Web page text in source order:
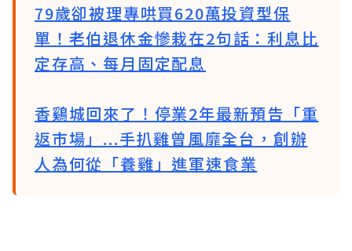
79歲卻被理專哄買620萬投資型保
單！老伯退休金慘栽在2句話：利息比
定存高、每月固定配息
香鷄城回來了！停業2年最新預告「重
返市場」...手扒雞曾風靡全台，創辦
人為何從「養雞」進軍速食業